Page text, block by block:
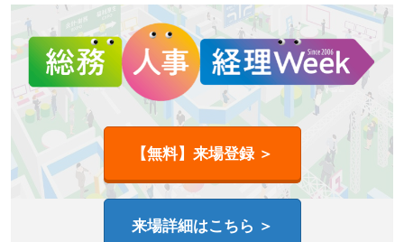
【無料】来場登録 ＞
来場詳細はこちら ＞